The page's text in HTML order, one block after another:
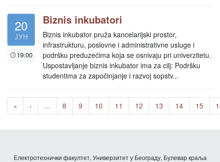
20
ЈУН
19:00
Biznis inkubatori
Biznis inkubator pruža kancelarijski prostor,
infrastrukturu, poslovne i administrativne usluge i
podršku preduzećima koja se osnivaju pri univerzitetu.
Uspostavljanje biznis inkubator ima za cilj: Podršku
studentima za započinjanje i razvoj sopstv...
« ‹ ... 8 9 10 11 12 13 14 15
Електротехнички факултет, Универзитет у Београду, Булевар краља